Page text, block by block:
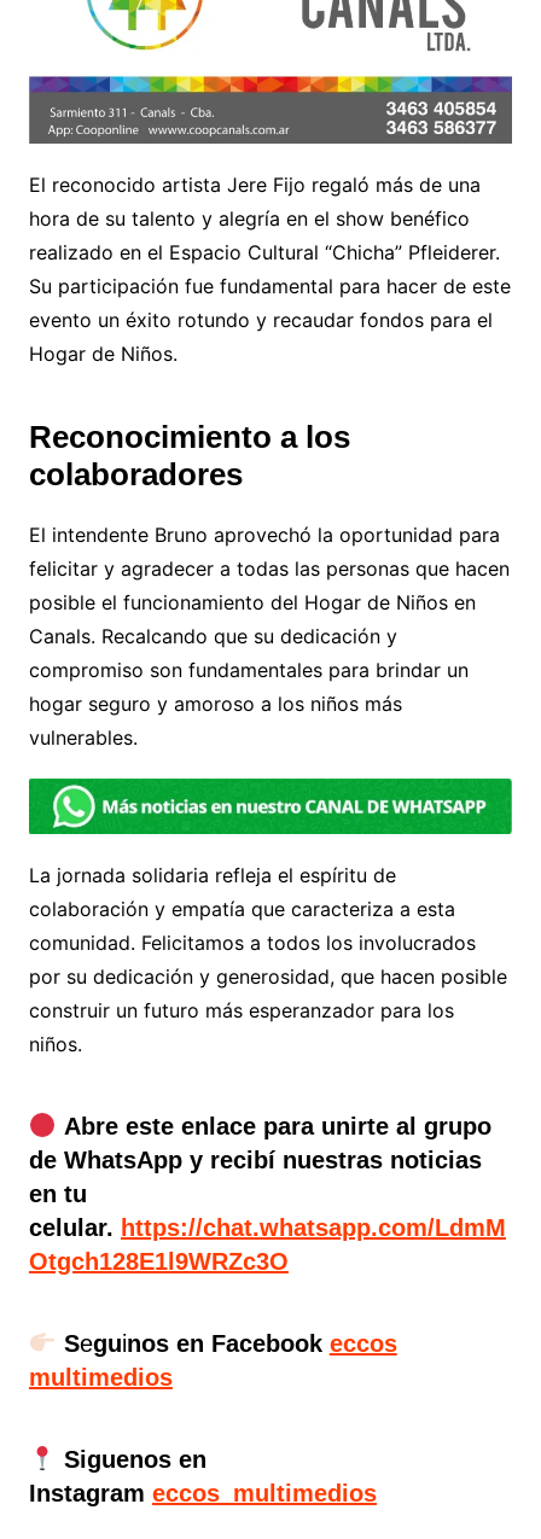
El reconocido artista Jere Fijo regaló más de una
hora de su talento y alegría en el show benéfico
realizado en el Espacio Cultural “Chicha” Pfleiderer.
Su participación fue fundamental para hacer de este
evento un éxito rotundo y recaudar fondos para el
Hogar de Niños.
Reconocimiento a los
colaboradores
El intendente Bruno aprovechó la oportunidad para
felicitar y agradecer a todas las personas que hacen
posible el funcionamiento del Hogar de Niños en
Canals. Recalcando que su dedicación y
compromiso son fundamentales para brindar un
hogar seguro y amoroso a los niños más
vulnerables.
La jornada solidaria refleja el espíritu de
colaboración y empatía que caracteriza a esta
comunidad. Felicitamos a todos los involucrados
por su dedicación y generosidad, que hacen posible
construir un futuro más esperanzador para los
niños.
Abre este enlace para unirte al grupo
de WhatsApp y recibí nuestras noticias
en tu
celular. https://chat.whatsapp.com/LdmM
Otgch128E1l9WRZc3O
Seguinos en Facebook eccos
multimedios
Siguenos en
Instagram eccos_multimedios